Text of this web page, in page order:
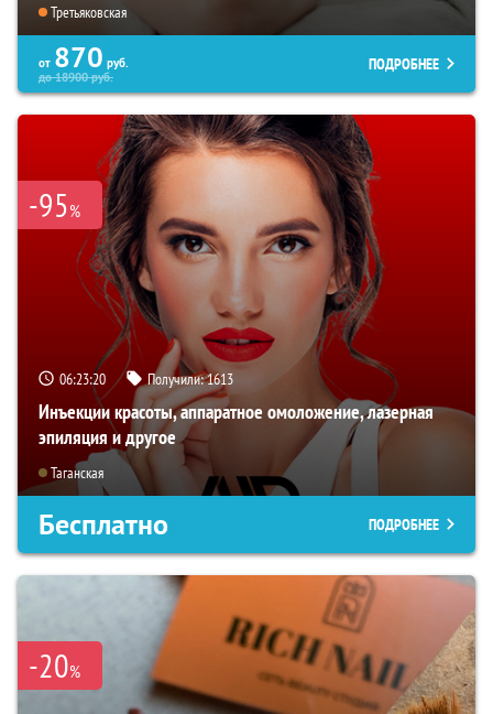
Третьяковская
от 870 руб.
до18900руб.
ПОДРОБНЕЕ
-95%
06:23:19 Получили:1613
Инъекции красоты, аппаратное омоложение, лазерная
эпиляция и другое
Таганская
Бесплатно ПОДРОБНЕЕ
-20%